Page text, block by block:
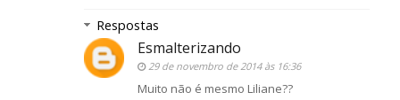
Respostas
Esmalterizando
29 de novembro de 2014 às 16:36
Muito não é mesmo Liliane??